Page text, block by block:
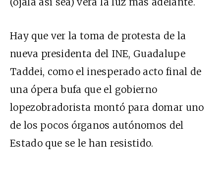
Hay que ver la toma de protesta de la
nueva presidenta del INE, Guadalupe
Taddei, como el inesperado acto final de
una ópera bufa que el gobierno
lopezobradorista montó para domar uno
de los pocos órganos autónomos del
Estado que se le han resistido.